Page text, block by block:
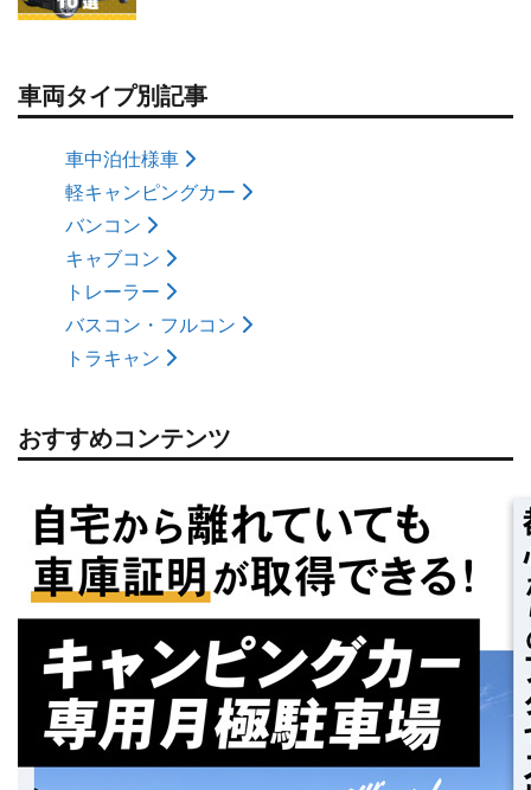
車両タイプ別記事
車中泊仕様車
軽キャンピングカー
バンコン
キャブコン
トレーラー
バスコン・フルコン
トラキャン
おすすめコンテンツ